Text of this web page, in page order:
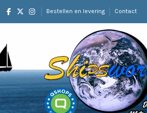
Bestellen en levering Contact